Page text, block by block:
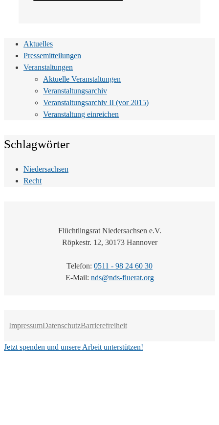
Aktuelles
Pressemitteilungen
Veranstaltungen
Aktuelle Veranstaltungen
Veranstaltungsarchiv
Veranstaltungsarchiv II (vor 2015)
Veranstaltung einreichen
Schlagwörter
Niedersachsen
Recht
Flüchtlingsrat Niedersachsen e.V.
Röpkestr. 12, 30173 Hannover
Telefon: 0511 - 98 24 60 30
E-Mail: nds@nds-fluerat.org
ImpressumDatenschutzBarrierefreiheit
Jetzt spenden und unsere Arbeit unterstützen!